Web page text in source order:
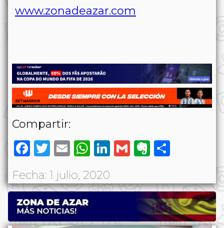
www.zonadeazar.com
Compartir:
Facebook
Twitter
EmailWhatsApp
LinkedIn
GmailEvernote
Fecha: 1 julio, 2020